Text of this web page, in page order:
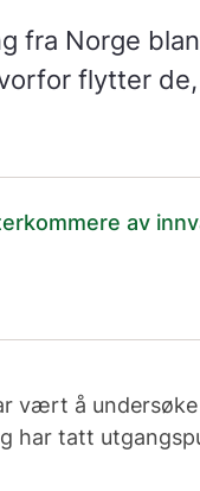
fra Norge
flytter
av
vært å
har tatt